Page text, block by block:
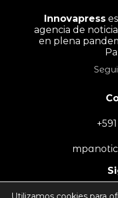
Innovapress
agencia de
en plena